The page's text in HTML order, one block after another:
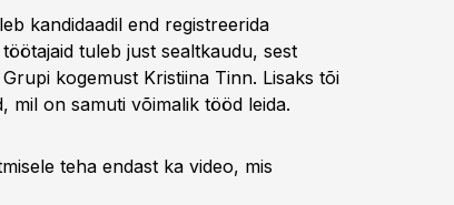
kandidaadil end registreerida
tuleb just sealtkaudu, sest
kogemust Kristiina Tinn. Lisaks tõi
mil on samuti võimalik tööd leida.
teha endast ka video, mis